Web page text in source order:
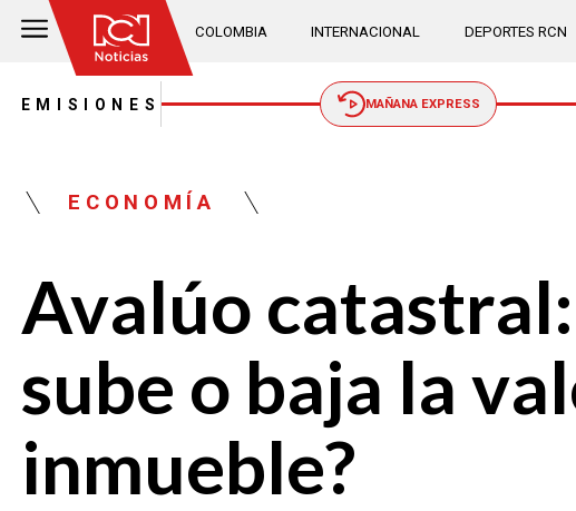
COLOMBIA INTERNACIONAL DEPORTES RCN
EMISIONES MAÑANA EXPRESS
ECONOMÍA
Avalúo
sube o baja la
inmueble?